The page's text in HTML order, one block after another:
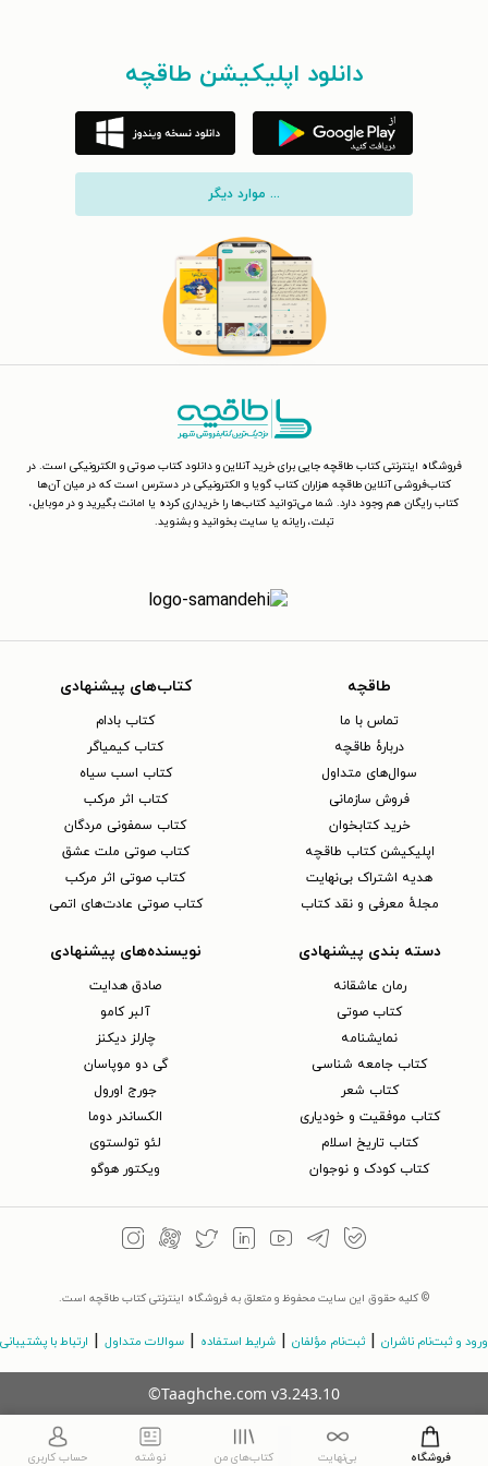
دانلود اپلیکیشن طاقچه
... موارد دیگر
فروشگاه اینترنتی کتاب طاقچه جایی برای خرید آنلاین و دانلود کتاب صوتی و الکترونیکی است. در
کتاب‌فروشی آنلاین طاقچه هزاران کتاب گویا و الکترونیکی در دسترس است که در میان آن‌ها
کتاب رایگان هم وجود دارد. شما می‌توانید کتاب‌ها را خریداری کرده یا امانت بگیرید و در موبایل،
تبلت، رایانه یا سایت بخوانید و بشنوید.
طاقچه
تماس با ما
دربارهٔ طاقچه
سوال‌های متداول
فروش سازمانی
خرید کتابخوان
اپلیکیشن کتاب طاقچه
هدیه اشتراک بی‌نهایت
مجلهٔ معرفی و نقد کتاب
کتاب‌های پیشنهادی
کتاب بادام
کتاب کیمیاگر
کتاب اسب سیاه
کتاب اثر مرکب
کتاب سمفونی مردگان
کتاب صوتی ملت عشق
کتاب صوتی اثر مرکب
کتاب صوتی عادت‌های اتمی
دسته بندی پیشنهادی
رمان عاشقانه
کتاب‌ صوتی
نمایشنامه
کتاب جامعه شناسی
کتاب شعر
کتاب موفقیت و خودیاری
کتاب تاریخ اسلام
کتاب کودک و نوجوان
نویسنده‌های پیشنهادی
صادق هدایت
آلبر کامو
چارلز دیکنز
گی دو موپاسان
جورج اورول
الکساندر دوما
لئو تولستوی
ویکتور هوگو
© کلیه حقوق این سایت محفوظ و متعلق به فروشگاه اینترنتی کتاب طاقچه است.
ورود و ثبت‌نام ناشران ثبت‌نام مؤلفان شرایط استفاده سوالات متداول ارتباط با پشتیبانی
©Taaghche.com v3.243.10
فروشگاه بی‌نهایت کتاب‌های من نوشته حساب کاربری